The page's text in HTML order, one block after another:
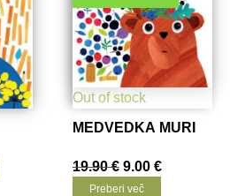
Out of stock
MEDVEDKA MURI
19.90€ Izvirna
cena
9.00€Trenutna
cena
Preberi več